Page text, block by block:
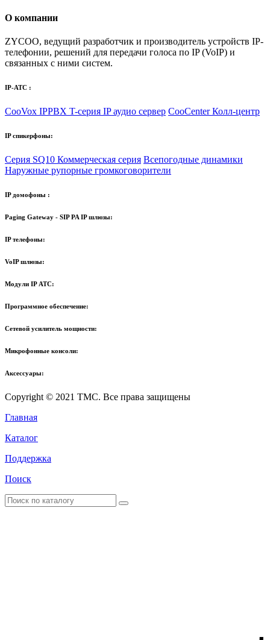
О компании
ZYCOO, ведущий разработчик и производитель устройств IP-
телефонии, решений для передачи голоса по IP (VoIP) и
связанных с ними систем.
IP-АТС :
CooVox IPPBX T-серия IP аудио сервер CooCenter Колл-центр
IP спикерфоны:
Серия SQ10 Коммерческая серия Всепогодные динамики
Наружные рупорные громкоговорители
IP домофоны :
Paging Gateway - SIP PA IP шлюзы:
IP телефоны:
VoIP шлюзы:
Модули IP АТС:
Программное обеспечение:
Сетевой усилитель мощности:
Микрофонные консоли:
Аксессуары:
Copyright © 2021 TMC. Все права защищены
Главная
Каталог
Поддержка
Поиск